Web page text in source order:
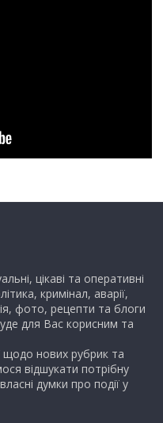
цікаві та оперативні
кримінал, аварії,
фото, рецепти та блоги
для Вас корисним та
щодо нових рубрик та
відшукати потрібну
думки про події у